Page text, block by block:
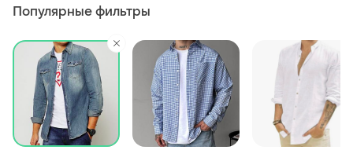
Популярные фильтры